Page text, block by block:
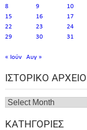
8 9 10
15 16 17
22 23 24
29 30 31
« Ιούν Αυγ »
ΙΣΤΟΡΙΚΌ ΑΡΧΕΊΟ
ΚΑΤΗΓΟΡΊΕΣ